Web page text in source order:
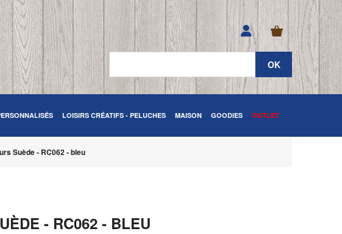
LOISIRS CRÉATIFS - PELUCHES MAISON GOODIES OUTLET
Suède - RC062 - bleu
- RC062 - BLEU